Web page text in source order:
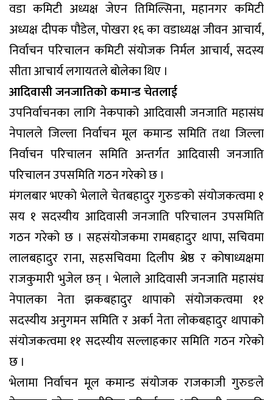
वडा कमिटी अध्यक्ष जेएन तिमिल्सिना, महानगर कमिटी
अध्यक्ष दीपक पौडेल, पोखरा १६ का वडाध्यक्ष जीवन आचार्य,
निर्वाचन परिचालन कमिटी संयोजक निर्मल आचार्य, सदस्य
सीता आचार्य लगायतले बोलेका थिए ।
आदिवासी जनजातिको कमान्ड चेतलाई
उपनिर्वाचनका लागि नेकपाको आदिवासी जनजाति महासंघ
नेपालले जिल्ला निर्वाचन मूल कमान्ड समिति तथा जिल्ला
निर्वाचन परिचालन समिति अन्तर्गत आदिवासी जनजाति
परिचालन उपसमिति गठन गरेको छ ।
मंगलबार भएको भेलाले चेतबहादुर गुरुङको संयोजकत्वमा १
सय १ सदस्यीय आदिवासी जनजाति परिचालन उपसमिति
गठन गरेको छ । सहसंयोजकमा रामबहादुर थापा, सचिवमा
लालबहादुर राना, सहसचिवमा दिलीप श्रेष्ठ र कोषाध्यक्षमा
राजकुमारी भुजेल छन् । भेलाले आदिवासी जनजाति महासंघ
नेपालका नेता झकबहादुर थापाको संयोजकत्वमा ११
सदस्यीय अनुगमन समिति र अर्का नेता लोकबहादुर थापाको
संयोजकत्वमा ११ सदस्यीय सल्लाहकार समिति गठन गरेको
छ ।
भेलामा निर्वाचन मूल कमान्ड संयोजक राजकाजी गुरुङले